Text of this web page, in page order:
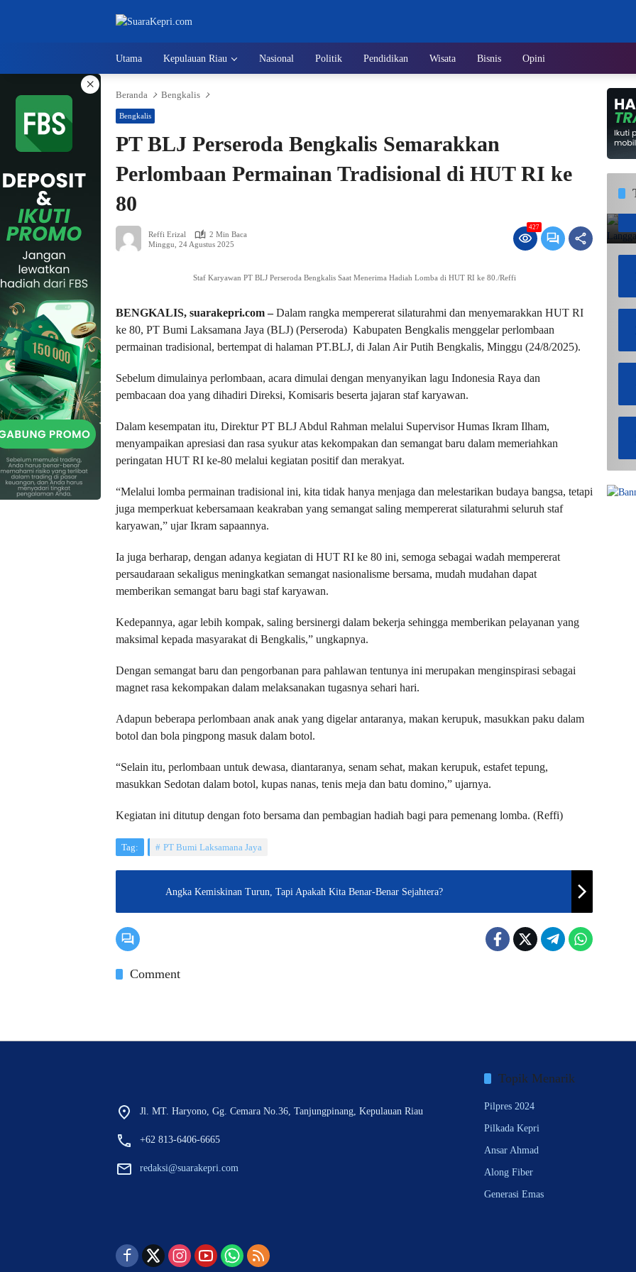
Utama Kepulauan Riau Nasional Politik Pendidikan Wisata Bisnis Opini
×
Beranda Bengkalis
Bengkalis
PT BLJ Perseroda Bengkalis Semarakkan
Perlombaan Permainan Tradisional di HUT RI ke
80
Reffi Erizal
2 Min Baca
Minggu, 24 Agustus 2025
427
Staf Karyawan PT BLJ Perseroda Bengkalis Saat Menerima Hadiah Lomba di HUT RI ke 80./Reffi
BENGKALIS, suarakepri.com –Dalam rangka mempererat silaturahmi dan menyemarakkan HUT RI
ke 80, PT Bumi Laksamana Jaya (BLJ) (Perseroda) Kabupaten Bengkalis menggelar perlombaan
permainan tradisional, bertempat di halaman PT.BLJ, di Jalan Air Putih Bengkalis, Minggu (24/8/2025).
Sebelum dimulainya perlombaan, acara dimulai dengan menyanyikan lagu Indonesia Raya dan
pembacaan doa yang dihadiri Direksi, Komisaris beserta jajaran staf karyawan.
Dalam kesempatan itu, Direktur PT BLJ Abdul Rahman melalui Supervisor Humas Ikram Ilham,
menyampaikan apresiasi dan rasa syukur atas kekompakan dan semangat baru dalam memeriahkan
peringatan HUT RI ke-80 melalui kegiatan positif dan merakyat.
“Melalui lomba permainan tradisional ini, kita tidak hanya menjaga dan melestarikan budaya bangsa, tetapi
juga memperkuat kebersamaan keakraban yang semangat saling mempererat silaturahmi seluruh staf
karyawan,” ujar Ikram sapaannya.
Ia juga berharap, dengan adanya kegiatan di HUT RI ke 80 ini, semoga sebagai wadah mempererat
persaudaraan sekaligus meningkatkan semangat nasionalisme bersama, mudah mudahan dapat
memberikan semangat baru bagi staf karyawan.
Kedepannya, agar lebih kompak, saling bersinergi dalam bekerja sehingga memberikan pelayanan yang
maksimal kepada masyarakat di Bengkalis,” ungkapnya.
Dengan semangat baru dan pengorbanan para pahlawan tentunya ini merupakan menginspirasi sebagai
magnet rasa kekompakan dalam melaksanakan tugasnya sehari hari.
Adapun beberapa perlombaan anak anak yang digelar antaranya, makan kerupuk, masukkan paku dalam
botol dan bola pingpong masuk dalam botol.
“Selain itu, perlombaan untuk dewasa, diantaranya, senam sehat, ⁠makan kerupuk, estafet tepung,
⁠masukkan Sedotan dalam botol, ⁠kupas nanas, tenis meja dan batu domino,” ujarnya.
Kegiatan ini ditutup dengan foto bersama dan pembagian hadiah bagi para pemenang lomba. (Reffi)
Tag: PT Bumi Laksamana Jaya
Angka Kemiskinan Turun, Tapi Apakah Kita Benar-Benar Sejahtera?
Comment
Jl. MT. Haryono, Gg. Cemara No.36, Tanjungpinang, Kepulauan Riau
+62 813-6406-6665
redaksi@suarakepri.com
Topik Menarik
Pilpres 2024
Pilkada Kepri
Ansar Ahmad
Along Fiber
Generasi Emas